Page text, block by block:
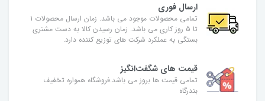
ارسال فوری
تمامی محصولات موجود می باشد. زمان ارسال محصولات 1
تا 5 روز کاری می باشد. زمان رسیدن کالا به دست مشتری
بستگی به عملکرد شرکت های توزیع کننده دارد.
قیمت های شگفت‌انگیز
تمامی قیمت ها بروز می باشد.فروشگاه همواره تخفیف
بندرگاه